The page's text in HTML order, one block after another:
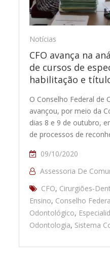
Notícias
CFO avança na
de cursos de
habilitação e
O Conselho Federal de
avançou, por meio da
dias 8 e 9 de outubro,
de processos de
09/10/2020
Assessoria De
CFO, Cirurgiões-
Ensino, Conselho
Odontológico,
Odontologia, Sistema